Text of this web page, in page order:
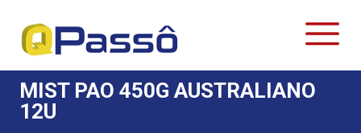
MIST PAO 450G AUSTRALIANO
12U